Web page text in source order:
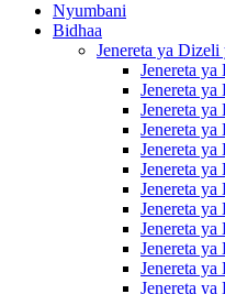
Nyumbani
Bidhaa
Jenereta ya
Jenereta
Jenereta
Jenereta
Jenereta
Jenereta
Jenereta
Jenereta
Jenereta
Jenereta
Jenereta
Jenereta
Jenereta